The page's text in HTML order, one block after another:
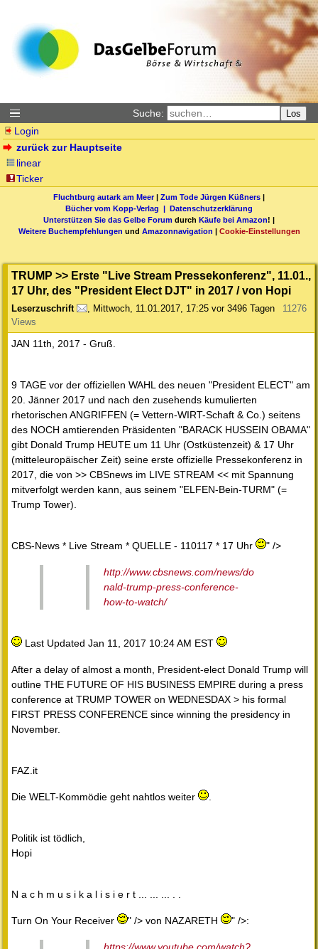
Suche: Los
Login
zurück zur Hauptseite
linear
Ticker
Fluchtburg autark am Meer| Zum Tode Jürgen Küßners |
Bücher vom Kopp-Verlag | Datenschutzerklärung
Unterstützen Sie das Gelbe Forum durch Käufe bei Amazon! |
Weitere Buchempfehlungen und Amazonnavigation | Cookie-Einstellungen
TRUMP >> Erste "Live Stream Pressekonferenz", 11.01.,
17 Uhr, des "President Elect DJT" in 2017 / von Hopi
Leserzuschrift , Mittwoch, 11.01.2017, 17:25 vor 3496 Tagen
11276
Views
JAN 11th, 2017 - Gruß.
9 TAGE vor der offiziellen WAHL des neuen "President ELECT" am
20. Jänner 2017 und nach den zusehends kumulierten
rhetorischen ANGRIFFEN (= Vettern-WIRT-Schaft & Co.) seitens
des NOCH amtierenden Präsidenten "BARACK HUSSEIN OBAMA"
gibt Donald Trump HEUTE um 11 Uhr (Ostküstenzeit) & 17 Uhr
(mitteleuropäischer Zeit) seine erste offizielle Pressekonferenz in
2017, die von >> CBSnews im LIVE STREAM << mit Spannung
mitverfolgt werden kann, aus seinem "ELFEN-Bein-TURM" (=
Trump Tower).
CBS-News * Live Stream * QUELLE - 110117 * 17 Uhr " />
http://www.cbsnews.com/news/do
nald-trump-press-conference-
how-to-watch/
Last Updated Jan 11, 2017 10:24 AM EST
After a delay of almost a month, President-elect Donald Trump will
outline THE FUTURE OF HIS BUSINESS EMPIRE during a press
conference at TRUMP TOWER on WEDNESDAX > his formal
FIRST PRESS CONFERENCE since winning the presidency in
November.
FAZ.it
Die WELT-Kommödie geht nahtlos weiter .
Politik ist tödlich,
Hopi
N a c h m u s i k a l i s i e r t ... ... ... . .
Turn On Your Receiver " /> von NAZARETH " />: